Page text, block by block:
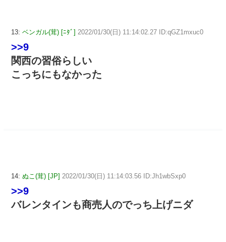
13: ベンガル(茸) [ﾆﾀﾞ] 2022/01/30(日) 11:14:02.27 ID:qGZ1mxuc0
>>9
関西の習俗らしい
こっちにもなかった
14: ぬこ(茸) [JP] 2022/01/30(日) 11:14:03.56 ID:Jh1wbSxp0
>>9
バレンタインも商売人のでっち上げニダ